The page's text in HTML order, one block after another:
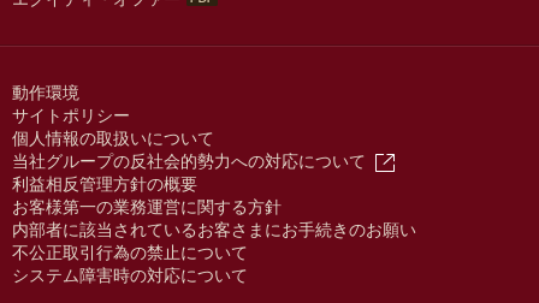
動作環境
サイトポリシー
個人情報の取扱いについて
当社グループの反社会的勢力への対応について
利益相反管理方針の概要
お客様第一の業務運営に関する方針
内部者に該当されているお客さまにお手続きのお願い
不公正取引行為の禁止について
システム障害時の対応について